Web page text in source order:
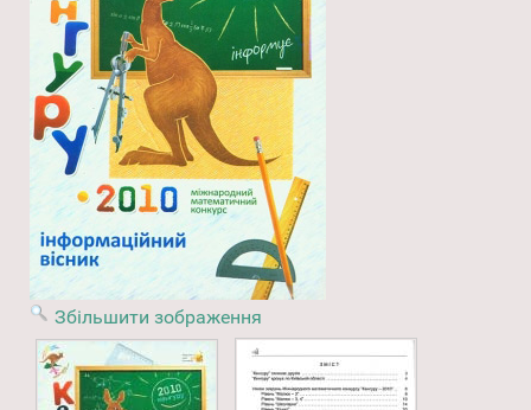
Збільшити зображення